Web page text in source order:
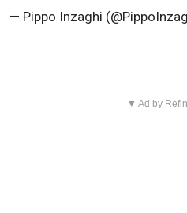
— Pippo Inzaghi
▼ Ad by